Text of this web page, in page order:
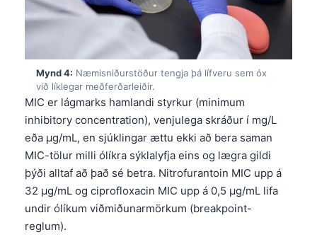
Mynd 4: Næmisniðurstöður tengja þá lífveru sem óx
við líklegar meðferðarleiðir.
MIC er lágmarks hamlandi styrkur (minimum
inhibitory concentration), venjulega skráður í mg/L
eða µg/mL, en sjúklingar ættu ekki að bera saman
MIC-tölur milli ólíkra sýklalyfja eins og lægra gildi
þýði alltaf að það sé betra. Nitrofurantoin MIC upp á
32 µg/mL og ciprofloxacin MIC upp á 0,5 µg/mL lifa
undir ólíkum viðmiðunarmörkum (breakpoint-
reglum).